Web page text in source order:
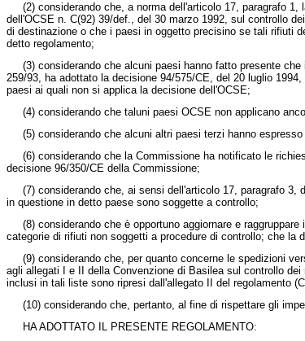
(2) considerando che, a norma dell'articolo 17, paragrafo 1,
dell'OCSE n. C(92) 39/def., del 30 marzo 1992, sul controllo
di destinazione o che i paesi in oggetto precisino se tali rifiuti
detto regolamento;
(3) considerando che alcuni paesi hanno fatto presente che
259/93, ha adottato la decisione 94/575/CE, del 20 luglio
paesi ai quali non si applica la decisione dell'OCSE;
(4) considerando che taluni paesi OCSE non applicano
(5) considerando che alcuni altri paesi terzi hanno espresso
(6) considerando che la Commissione ha notificato le
decisione 96/350/CE della Commissione;
(7) considerando che, ai sensi dell'articolo 17, paragrafo 3,
in questione in detto paese sono soggette a controllo;
(8) considerando che è opportuno aggiornare e
categorie di rifiuti non soggetti a procedure di controllo; che la
(9) considerando che, per quanto concerne le spedizioni
agli allegati I e II della Convenzione di Basilea sul controllo
inclusi in tali liste sono ripresi dall'allegato II del regolamento
(10) considerando che, pertanto, al fine di rispettare gli
HA ADOTTATO IL PRESENTE REGOLAMENTO: